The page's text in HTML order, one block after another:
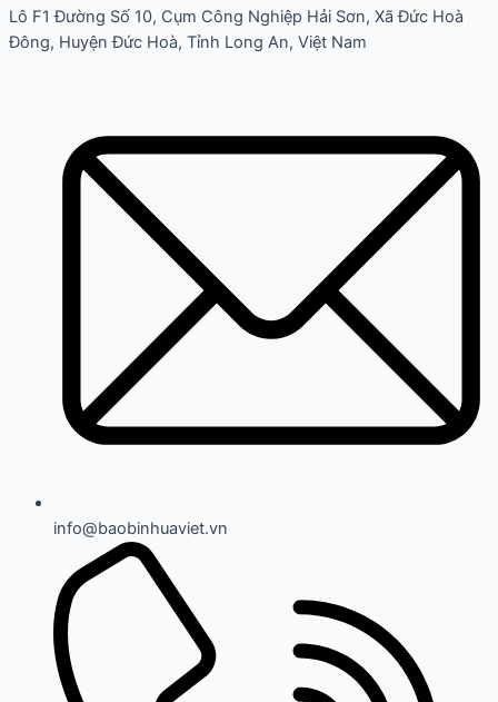
Lô F1 Đường Số 10, Cụm Công Nghiệp Hải Sơn, Xã Đức Hoà
Đông, Huyện Đức Hoà, Tỉnh Long An, Việt Nam
info@baobinhuaviet.vn